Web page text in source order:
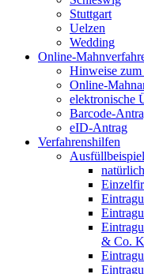
Stuttgart
Uelzen
Wedding
Online-
Hinweise
Online-
elektronische
Barcode-
eID-Antrag
Verfahrenshilfen
& Co.